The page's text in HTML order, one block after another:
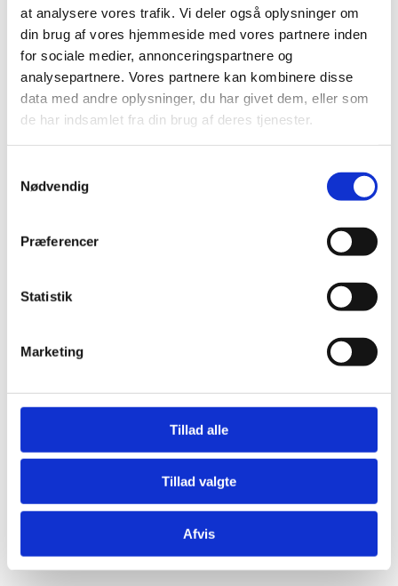
at analysere vores trafik. Vi deler også oplysninger om
din brug af vores hjemmeside med vores partnere inden
for sociale medier, annonceringspartnere og
analysepartnere. Vores partnere kan kombinere disse
data med andre oplysninger, du har givet dem, eller som
de har indsamlet fra din brug af deres tjenester.
Nødvendig
Præferencer
Statistik
Marketing
Tillad alle
Tillad valgte
Afvis
Krystaller